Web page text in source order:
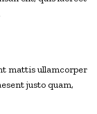
mattis ullamcorper
justo quam,